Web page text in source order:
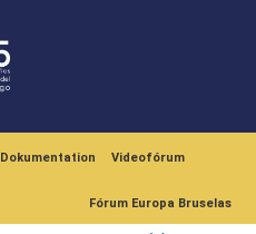
Dokumentation Videofórum
Fórum Europa Bruselas